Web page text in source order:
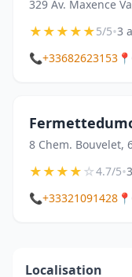
329 Av. Maxence
★★★★★5/5•3
📞+33682623153 📍
8 Chem. Bouvelet,
★★★★☆4.7/5•
📞+33321091428 📍
Localisation